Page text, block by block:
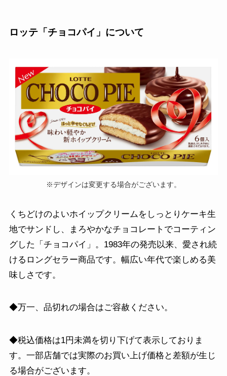
ロッテ「チョコパイ」について
※デザインは変更する場合がございます。
くちどけのよいホイップクリームをしっとりケーキ生
地でサンドし、まろやかなチョコレートでコーティン
グした「チョコパイ」。1983年の発売以来、愛され続
けるロングセラー商品です。幅広い年代で楽しめる美
味しさです。
◆万一、品切れの場合はご容赦ください。
◆税込価格は1円未満を切り下げて表示しておりま
す。一部店舗では実際のお買い上げ価格と差額が生じ
る場合がございます。